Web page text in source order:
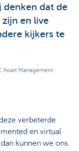
denken dat de
en live
kijkers te
Asset Management
verbeterde
en virtual
kunnen we ons